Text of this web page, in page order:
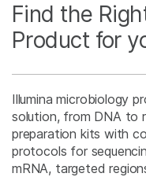
Find the
Product for
Illumina microbiology
solution, from DNA to
preparation kits with
protocols for
mRNA, targeted